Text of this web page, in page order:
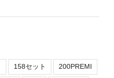
158セット 200PREMI